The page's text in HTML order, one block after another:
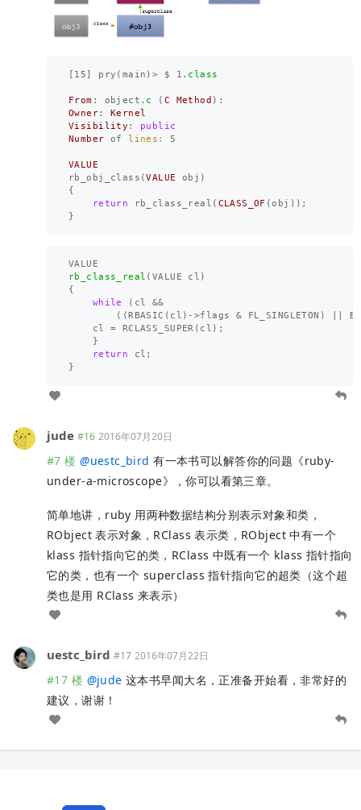
[ 15 ] pry ( main ) > $ 1 . class
From : object . c ( C Method ):
Owner:
Kernel
Visibility :
public
Number
of lines: 5
VALUE
rb_obj_class (VALUE obj )
{
return
rb_class_real ( CLASS_OF (obj ));
}
VALUE
rb_class_real ( VALUE cl )
{
while
( cl
&&
(( RBASIC ( cl ) ->flags & FL_SINGLETON )
cl
= RCLASS_SUPER ( cl );
}
return
cl ;
}
jude #16 2016年07月20日
#7 楼 @uestc_bird 有一本书可以解答你的问题《ruby-
under-a-microscope》，你可以看第三章。
简单地讲，ruby 用两种数据结构分别表示对象和类，
RObject 表示对象，RClass 表示类，RObject 中有一个
klass 指针指向它的类，RClass 中既有一个 klass 指针指向
它的类，也有一个 superclass 指针指向它的超类（这个超
类也是用 RClass 来表示）
uestc_bird #17 2016年07月22日
#17 楼 @jude 这本书早闻大名，正准备开始看，非常好的
建议，谢谢！